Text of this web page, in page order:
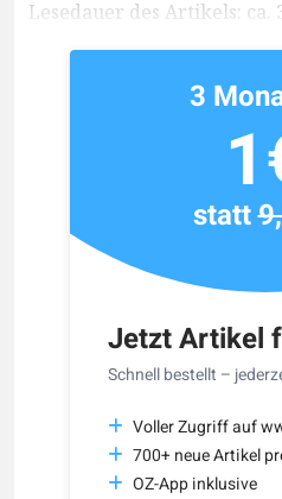
Lesedauer des Artikels: ca.
Jetzt Artikel
Schnell bestellt –
Voller Zugriff auf
700+ neue Artikel
OZ-App inklusive
3
statt